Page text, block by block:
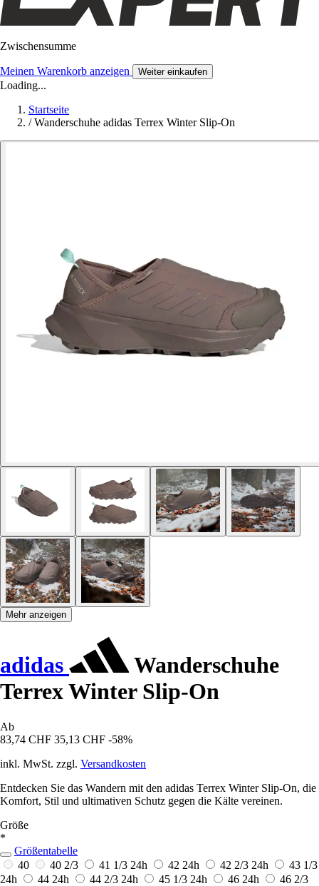
Zwischensumme
Meinen Warenkorb anzeigen Weiter einkaufen
Loading...
Startseite
/ Wanderschuhe adidas Terrex Winter Slip-On
Mehr anzeigen
adidas
Wanderschuhe
Terrex Winter Slip-On
Ab
83,74 CHF 35,13 CHF -58%
inkl. MwSt. zzgl. Versandkosten
Entdecken Sie das Wandern mit den adidas Terrex Winter Slip-On, die
Komfort, Stil und ultimativen Schutz gegen die Kälte vereinen.
Größe
*
Größentabelle
40
40 2/3 41 1/3 24h 42 24h 42 2/3 24h
43 1/3
24h
44 24h 44 2/3 24h 45 1/3 24h 46 24h
46 2/3